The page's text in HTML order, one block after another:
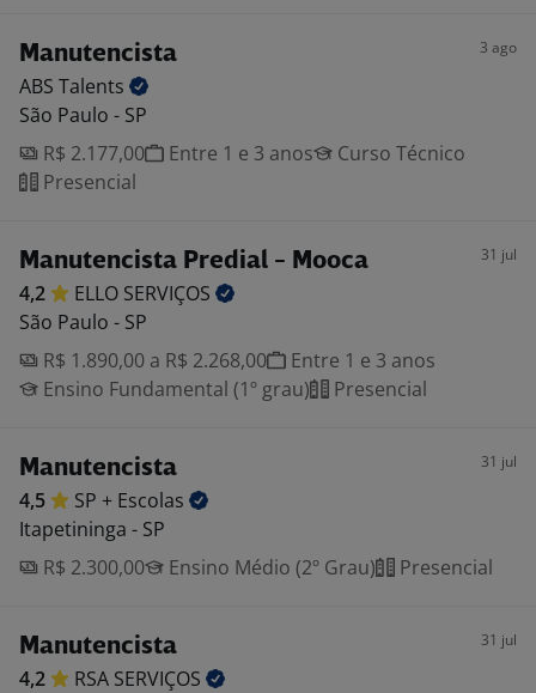
Manutencista 3 ago
ABS Talents
São Paulo - SP
R$ 2.177,00
Entre 1 e 3 anos
Curso Técnico
Presencial
Manutencista Predial - Mooca 31 jul
4,2 ELLO SERVIÇOS
São Paulo - SP
R$ 1.890,00 a R$ 2.268,00
Entre 1 e 3 anos
Ensino Fundamental (1º grau)
Presencial
Manutencista 31 jul
4,5 SP + Escolas
Itapetininga - SP
R$ 2.300,00
Ensino Médio (2º Grau) Presencial
Manutencista 31 jul
4,2 RSA SERVIÇOS